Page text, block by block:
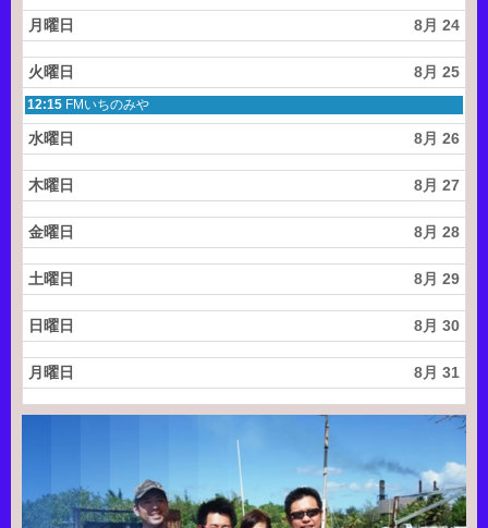
月曜日 8月 24
火曜日 8月 25
火
曜
日,
8
月
2
5
t
h
2
0
2
6
12:15 FMいちのみや
水曜日 8月 26
木曜日 8月 27
金曜日 8月 28
土曜日 8月 29
日曜日 8月 30
月曜日 8月 31